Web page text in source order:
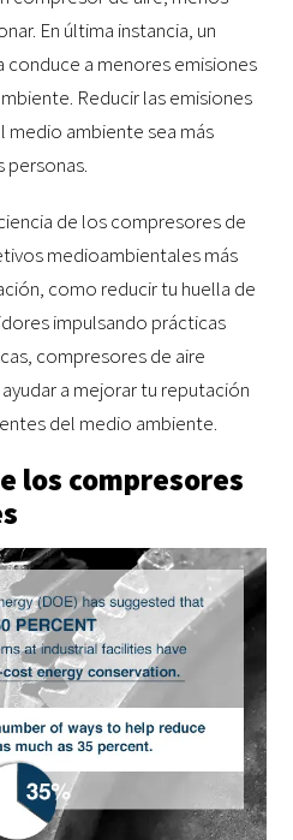
En última instancia, un
a menores emisiones
Reducir las emisiones
medio ambiente sea más
personas.
de los compresores de
medioambientales más
como reducir tu huella de
impulsando prácticas
compresores de aire
a mejorar tu reputación
del medio ambiente.
los compresores